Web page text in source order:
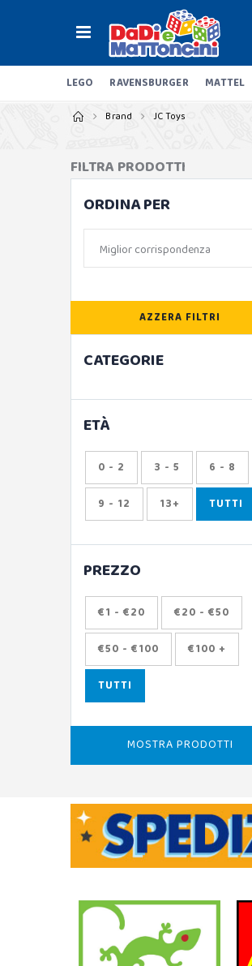
LEGO RAVENSBURGER MATTEL
Brand JC Toys
FILTRA PRODOTTI
ORDINA PER
AZZERA FILTRI
CATEGORIE
ETÀ
0 - 2 3 - 5 6 - 8
9 - 12 13+ TUTTI
PREZZO
€1 - €20 €20 - €50
€50 - €100 €100 +
TUTTI
MOSTRA PRODOTTI